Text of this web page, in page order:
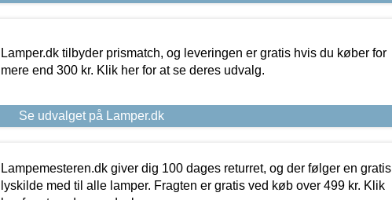
Lamper.dk tilbyder prismatch, og leveringen er gratis hvis du køber for
mere end 300 kr. Klik her for at se deres udvalg.
Se udvalget på Lamper.dk
Lampemesteren.dk giver dig 100 dages returret, og der følger en gratis
lyskilde med til alle lamper. Fragten er gratis ved køb over 499 kr. Klik